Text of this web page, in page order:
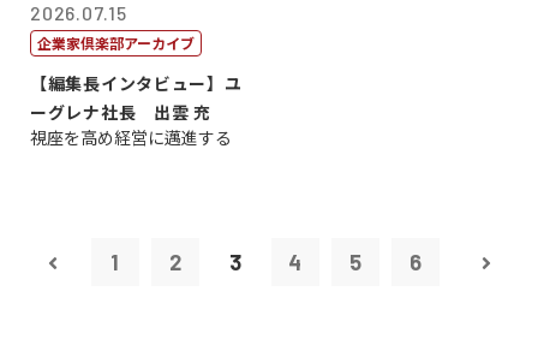
2026.07.15
企業家倶楽部アーカイブ
【編集長インタビュー】ユ
ーグレナ社長 出雲 充
視座を高め経営に邁進する
1 2 3 4 5 6